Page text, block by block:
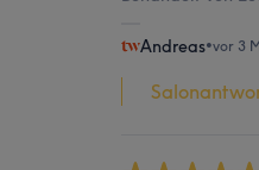
Andreas•vor 3